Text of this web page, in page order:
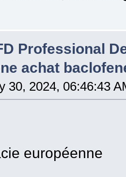
Professional
achat
30, 2024, 06:46:43
européenne